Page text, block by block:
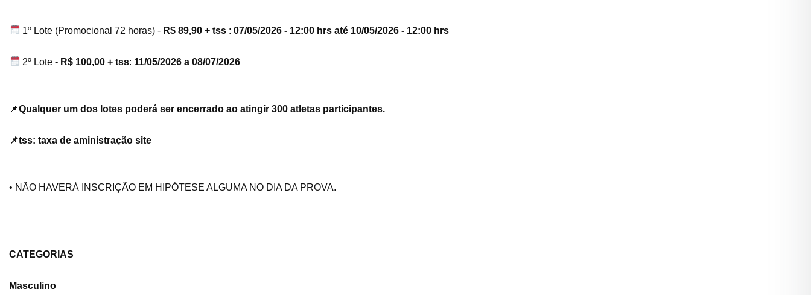
1º Lote (Promocional 72 horas) - R$ 89,90 + tss : 07/05/2026 - 12:00 hrs até 10/05/2026 - 12:00 hrs
2º Lote - R$ 100,00 + tss: 11/05/2026 a 08/07/2026
📌Qualquer um dos lotes poderá ser encerrado ao atingir 300 atletas participantes.
📌tss: taxa de aministração site
• NÃO HAVERÁ INSCRIÇÃO EM HIPÓTESE ALGUMA NO DIA DA PROVA.
CATEGORIAS
Masculino